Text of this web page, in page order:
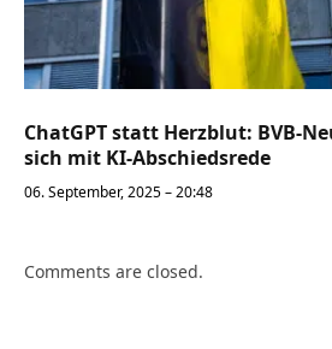
ChatGPT statt Herzblut: BVB-
sich mit KI-Abschiedsrede
06. September, 2025 – 20:48
Comments are closed.